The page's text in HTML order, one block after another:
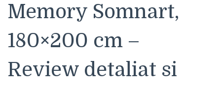
Memory Somnart,
180×200 cm –
Review detaliat si